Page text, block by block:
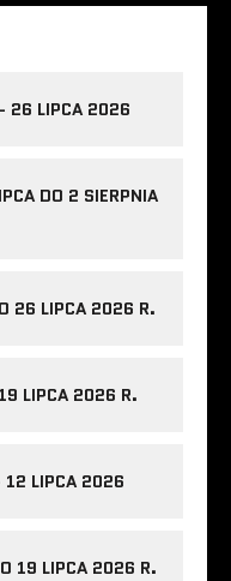
26 LIPCA 2026
DO 2 SIERPNIA
26 LIPCA 2026 R.
LIPCA 2026 R.
12 LIPCA 2026
19 LIPCA 2026 R.